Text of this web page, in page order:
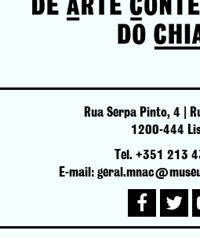
Rua Serpa Pinto, 4 |
1200-444
Tel. +351 213
E-mail: